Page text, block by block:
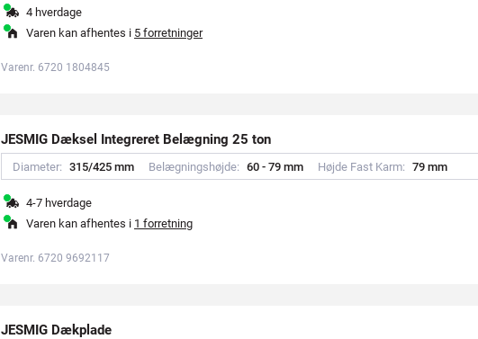
4 hverdage
Varen kan afhentes i 5 forretninger
Varenr. 6720 1804845
JESMIG Dæksel Integreret Belægning 25 ton
Diameter: 31 5/425 mm Belægningshøjde: 60 - 79 mm Højde Fast Karm: 79 mm
4-7 hverdage
Varen kan afhentes i 1 forretning
Varenr. 6720 9692117
JESMIG Dækplade